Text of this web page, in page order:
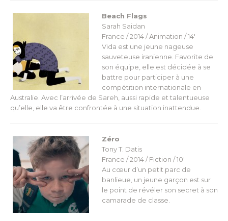
Beach Flags
Sarah Saidan
France / 2014 / Animation / 14′
Vida est une jeune nageuse
sauveteuse iranienne. Favorite de
son équipe, elle est décidée à se
battre pour participer à une
compétition internationale en
Australie. Avec l’arrivée de Sareh, aussi rapide et talentueuse
qu’elle, elle va être confrontée à une situation inattendue.
Zéro
Tony T. Datis
France / 2014 / Fiction / 10′
Au cœur d’un petit parc de
banlieue, un jeune garçon est sur
le point de révéler son secret à son
camarade de classe.